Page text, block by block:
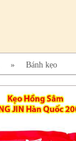
» Bánh kẹo